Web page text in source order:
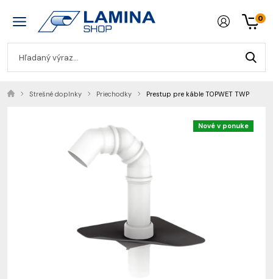
0
Strešné doplnky Priechodky Prestup pre káble TOPWET TWP
Nové v ponuke